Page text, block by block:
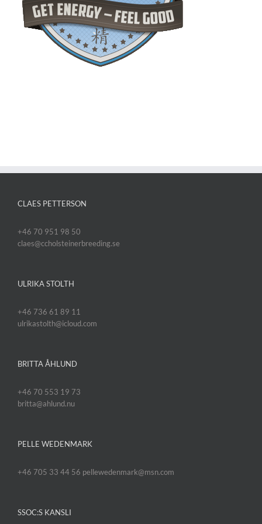
CLAES PETTERSON
+46 70 951 98 50
claes@ccholsteinerbreeding.se
ULRIKA STOLTH
+46 736 61 89 11
ulrikastolth@icloud.com
BRITTA ÅHLUND
+46 70 553 19 73
britta@ahlund.nu
PELLE WEDENMARK
+46 705 33 44 56 pellewedenmark@msn.com
SSOC:S KANSLI